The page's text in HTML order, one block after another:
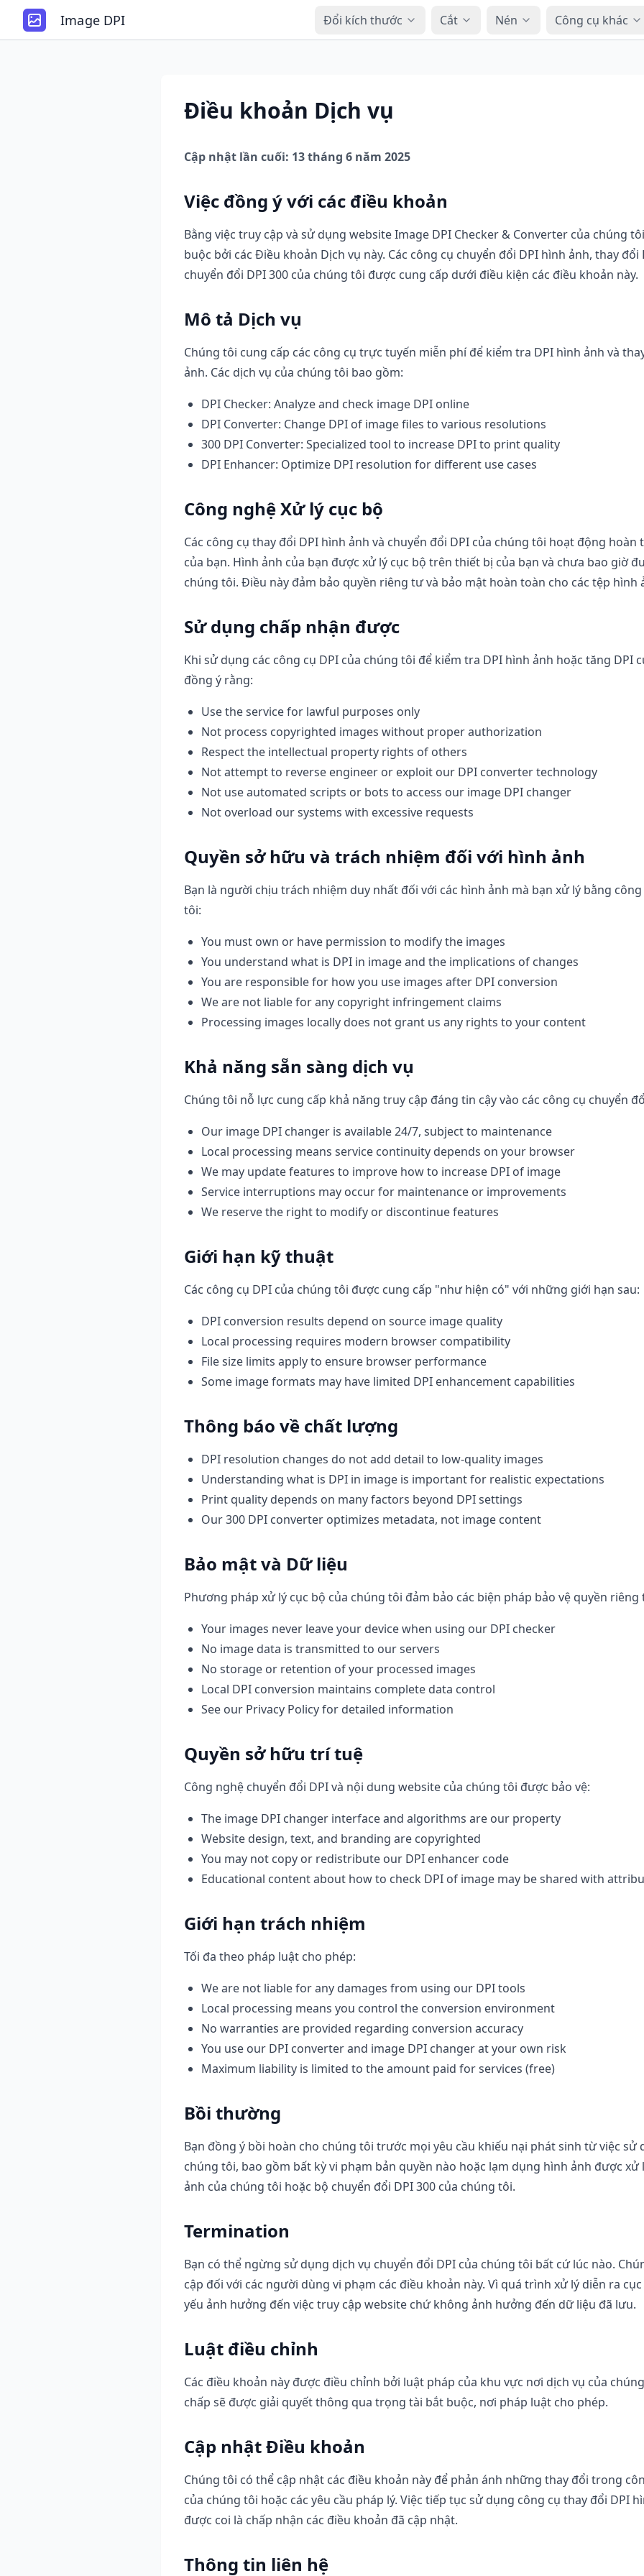
Image DPI Đổi kích thước Cắt Nén Công cụ khác
Điều khoản Dịch vụ
Cập nhật lần cuối: 13 tháng 6 năm 2025
Việc đồng ý với các điều khoản
Bằng việc truy cập và sử dụng website Image DPI Checker & Converter của chúng
buộc bởi các Điều khoản Dịch vụ này. Các công cụ chuyển đổi DPI hình ảnh, thay đổi
chuyển đổi DPI 300 của chúng tôi được cung cấp dưới điều kiện các điều khoản này.
Mô tả Dịch vụ
Chúng tôi cung cấp các công cụ trực tuyến miễn phí để kiểm tra DPI hình ảnh và
ảnh. Các dịch vụ của chúng tôi bao gồm:
DPI Checker: Analyze and check image DPI online
DPI Converter: Change DPI of image files to various resolutions
300 DPI Converter: Specialized tool to increase DPI to print quality
DPI Enhancer: Optimize DPI resolution for different use cases
Công nghệ Xử lý cục bộ
Các công cụ thay đổi DPI hình ảnh và chuyển đổi DPI của chúng tôi hoạt động
của bạn. Hình ảnh của bạn được xử lý cục bộ trên thiết bị của bạn và chưa bao giờ
chúng tôi. Điều này đảm bảo quyền riêng tư và bảo mật hoàn toàn cho các tệp hình
Sử dụng chấp nhận được
Khi sử dụng các công cụ DPI của chúng tôi để kiểm tra DPI hình ảnh hoặc tăng DPI
đồng ý rằng:
Use the service for lawful purposes only
Not process copyrighted images without proper authorization
Respect the intellectual property rights of others
Not attempt to reverse engineer or exploit our DPI converter technology
Not use automated scripts or bots to access our image DPI changer
Not overload our systems with excessive requests
Quyền sở hữu và trách nhiệm đối với hình ảnh
Bạn là người chịu trách nhiệm duy nhất đối với các hình ảnh mà bạn xử lý bằng
tôi:
You must own or have permission to modify the images
You understand what is DPI in image and the implications of changes
You are responsible for how you use images after DPI conversion
We are not liable for any copyright infringement claims
Processing images locally does not grant us any rights to your content
Khả năng sẵn sàng dịch vụ
Chúng tôi nỗ lực cung cấp khả năng truy cập đáng tin cậy vào các công cụ chuyển
Our image DPI changer is available 24/7, subject to maintenance
Local processing means service continuity depends on your browser
We may update features to improve how to increase DPI of image
Service interruptions may occur for maintenance or improvements
We reserve the right to modify or discontinue features
Giới hạn kỹ thuật
Các công cụ DPI của chúng tôi được cung cấp "như hiện có" với những giới hạn sau:
DPI conversion results depend on source image quality
Local processing requires modern browser compatibility
File size limits apply to ensure browser performance
Some image formats may have limited DPI enhancement capabilities
Thông báo về chất lượng
DPI resolution changes do not add detail to low-quality images
Understanding what is DPI in image is important for realistic expectations
Print quality depends on many factors beyond DPI settings
Our 300 DPI converter optimizes metadata, not image content
Bảo mật và Dữ liệu
Phương pháp xử lý cục bộ của chúng tôi đảm bảo các biện pháp bảo vệ quyền
Your images never leave your device when using our DPI checker
No image data is transmitted to our servers
No storage or retention of your processed images
Local DPI conversion maintains complete data control
See our Privacy Policy for detailed information
Quyền sở hữu trí tuệ
Công nghệ chuyển đổi DPI và nội dung website của chúng tôi được bảo vệ:
The image DPI changer interface and algorithms are our property
Website design, text, and branding are copyrighted
You may not copy or redistribute our DPI enhancer code
Educational content about how to check DPI of image may be shared with
Giới hạn trách nhiệm
Tối đa theo pháp luật cho phép:
We are not liable for any damages from using our DPI tools
Local processing means you control the conversion environment
No warranties are provided regarding conversion accuracy
You use our DPI converter and image DPI changer at your own risk
Maximum liability is limited to the amount paid for services (free)
Bồi thường
Bạn đồng ý bồi hoàn cho chúng tôi trước mọi yêu cầu khiếu nại phát sinh từ việc sử
chúng tôi, bao gồm bất kỳ vi phạm bản quyền nào hoặc lạm dụng hình ảnh được xử
ảnh của chúng tôi hoặc bộ chuyển đổi DPI 300 của chúng tôi.
Termination
Bạn có thể ngừng sử dụng dịch vụ chuyển đổi DPI của chúng tôi bất cứ lúc nào.
cập đối với các người dùng vi phạm các điều khoản này. Vì quá trình xử lý diễn ra
yếu ảnh hưởng đến việc truy cập website chứ không ảnh hưởng đến dữ liệu đã lưu.
Luật điều chỉnh
Các điều khoản này được điều chỉnh bởi luật pháp của khu vực nơi dịch vụ của
chấp sẽ được giải quyết thông qua trọng tài bắt buộc, nơi pháp luật cho phép.
Cập nhật Điều khoản
Chúng tôi có thể cập nhật các điều khoản này để phản ánh những thay đổi trong
của chúng tôi hoặc các yêu cầu pháp lý. Việc tiếp tục sử dụng công cụ thay đổi DPI
được coi là chấp nhận các điều khoản đã cập nhật.
Thông tin liên hệ